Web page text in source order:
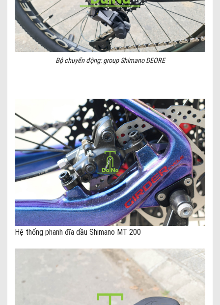
Bộ chuyển động: group Shimano DEORE
Hệ thống phanh đĩa dầu Shimano MT 200